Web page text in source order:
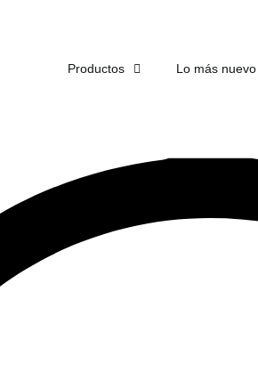
Productos Lo más nuevo